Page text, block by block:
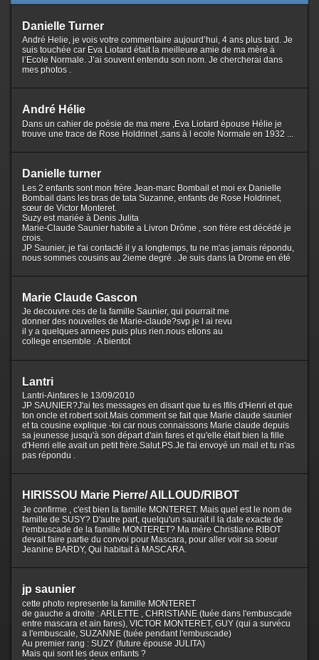
Danielle Turner
André Helie, je vois votre commentaire aujourd’hui, 4 ans plus tard. Je
suis touchée car Eva Liotard était la meilleure amie de ma mère à
l’Ecole Normale. J’ai souvent entendu son nom. Je chercherai dans
mes photos .
André Hélie
Dans un cahier de poésie de ma mere ,Eva Liotard épouse Hélie je
trouve une trace de Rose Holdrinet ,sans à l ecole Normale en 1932 ...
Danielle turner
Les 2 enfants sont mon frère Jean-marc Bombail et moi ex Danielle
Bombail dans les bras de tata Suzanne, enfants de Rose Holdrinet,
sœur de Victor Monteret.
Suzy est mariée à Denis Julita
Marie-Claude Saunier habite a Livron Drôme , son frère est décédé je
crois.
JP Saunier, je t'ai contacté il y a longtemps, tu ne m'as jamais répondu,
nous sommes cousins au 2ieme degré . Je suis dans la Drome en été
Marie Claude Gascon
Je decouvre ces de la famille Saunier, qui pourrait me
donner des nouvelles de Marie-claude?svp je l ai revu
il y a quelques annees puis plus rien.nous etions au
college ensemble . A bientot
Lantri
Lantri-Ainfares le 13/09/2010
JP SAUNIER?J'ai tes messages en disant que tu es lfils d'Henri et que
ton oncle et robert soit.Mais comment se fait que Marie claude saunier
et ta cousine explique -toi car nous connaissons Marie claude depuis
sa jeunesse jusqu'à son départ d'ain fares et qu'elle était bien la fille
d'Henri elle avait un petit frère.Salut.PS.Je t'ai envoyé un mail et tu n'as
pas répondu .
HIRISSOU Marie Pierre/ AILLOUD/RIBOT
Je confirme , c'est bien la famille MONTERET. Mais quel est le nom de
famille de SUSY? D'autre part, quelqu'un saurait il la date exacte de
l'embuscade de la famille MONTERET? Ma mère Christiane RIBOT
devait faire partie du convoi pour Mascara, pour aller voir sa soeur
Jeanine BARDY, Qui habitait à MASCARA.
jp saunier
cette photo represente la famille MONTERET
de gauche a droite : ARLETTE , CHRISTIANE (tuée dans l'embuscade
entre mascara et ain fares), VICTOR MONTERET, GUY (qui a survécu
a l'embuscale, SUZANNE (tuée pendant l'embuscade)
Au premier rang : SUZY (future épouse JULITA)
Mais qui sont les deux enfants ?